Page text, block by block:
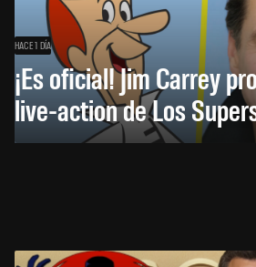
HACE 1 DÍA
¡Es oficial! Jim Carrey
live-action de Los